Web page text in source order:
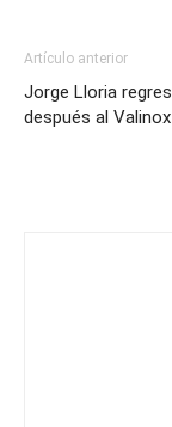
Artículo anterior
Jorge Lloria
después al